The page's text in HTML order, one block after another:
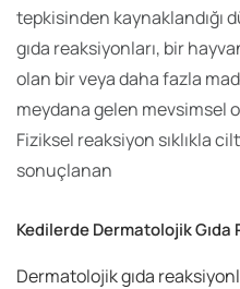
tepkisinden kaynaklandığı
gıda reaksiyonları, bir
olan bir veya daha fazla
meydana gelen mevsimsel
Fiziksel reaksiyon sıklıkla
sonuçlanan
Kedilerde Dermatolojik Gıda
Dermatolojik gıda